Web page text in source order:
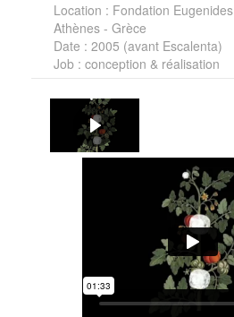
Location : Fondation Eugenides
Athènes - Grèce
Date : 2005 (avant Escalenta)
Job : conception & réalisation